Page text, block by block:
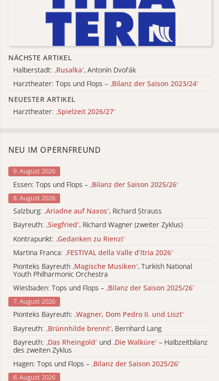
NÄCHSTE ARTIKEL
Halberstadt: „Rusalka“, Antonín Dvořák
Harztheater: Tops und Flops – „Bilanz der Saison 2023/24“
NEUESTER ARTIKEL
Harztheater: „Spielzeit 2026/27“
NEU IM OPERNFREUND
9. August 2026
Essen: Tops und Flops – „Bilanz der Saison 2025/26“
8. August 2026
Salzburg: „Ariadne auf Naxos“, Richard Strauss
Bayreuth: „Siegfried“, Richard Wagner (zweiter Zyklus)
Kontrapunkt: „Gedanken zu Rienzi“
Martina Franca: „FESTIVAL della Valle d’Itria 2026“
Pionteks Bayreuth „Magische Musiken“, Turkish National
Youth Philharmonic Orchestra
Wiesbaden: Tops und Flops – „Bilanz der Saison 2025/26“
7. August 2026
Pionteks Bayreuth: „Wagner, Dom Pedro II. und Liszt“
Bayreuth: „Brünnhilde brennt“, Bernhard Lang
Bayreuth: „Das Rheingold“ und „Die Walküre“ – Halbzeitbilanz
des zweiten Zyklus
Hagen: Tops und Flops – „Bilanz der Saison 2025/26“
6. August 2026